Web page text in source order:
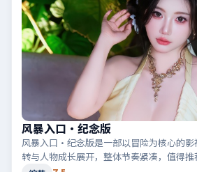
风暴入口·纪念版
风暴入口·纪念版是一部以冒险为核心的影
转与人物成长展开，整体节奏紧凑，值得推